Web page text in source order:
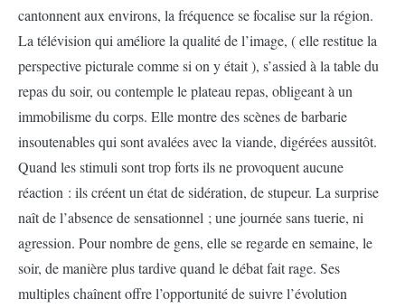
cantonnent aux environs, la fréquence se focalise sur la région.
La télévision qui améliore la qualité de l’image, ( elle restitue la
perspective picturale comme si on y était ), s’assied à la table du
repas du soir, ou contemple le plateau repas, obligeant à un
immobilisme du corps. Elle montre des scènes de barbarie
insoutenables qui sont avalées avec la viande, digérées aussitôt.
Quand les stimuli sont trop forts ils ne provoquent aucune
réaction : ils créent un état de sidération, de stupeur. La surprise
naît de l’absence de sensationnel ; une journée sans tuerie, ni
agression. Pour nombre de gens, elle se regarde en semaine, le
soir, de manière plus tardive quand le débat fait rage. Ses
multiples chaînent offre l’opportunité de suivre l’évolution